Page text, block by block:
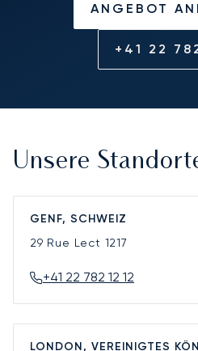
ANGEBOT
+41 22
Unsere
GENF, SCHWEIZ
29 Rue Lect 1217
+41 22 782 12 12
LONDON, VEREINIGTES